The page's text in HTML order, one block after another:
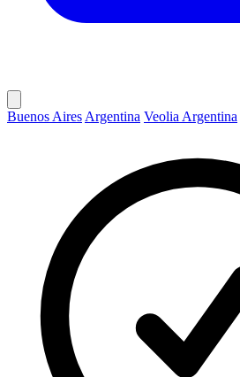
Buenos Aires Argentina Veolia Argentina